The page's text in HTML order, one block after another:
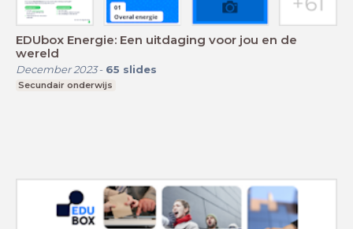
EDUbox Energie: Een uitdaging voor jou en de
wereld
December 2023- 65 slides
Secundair onderwijs